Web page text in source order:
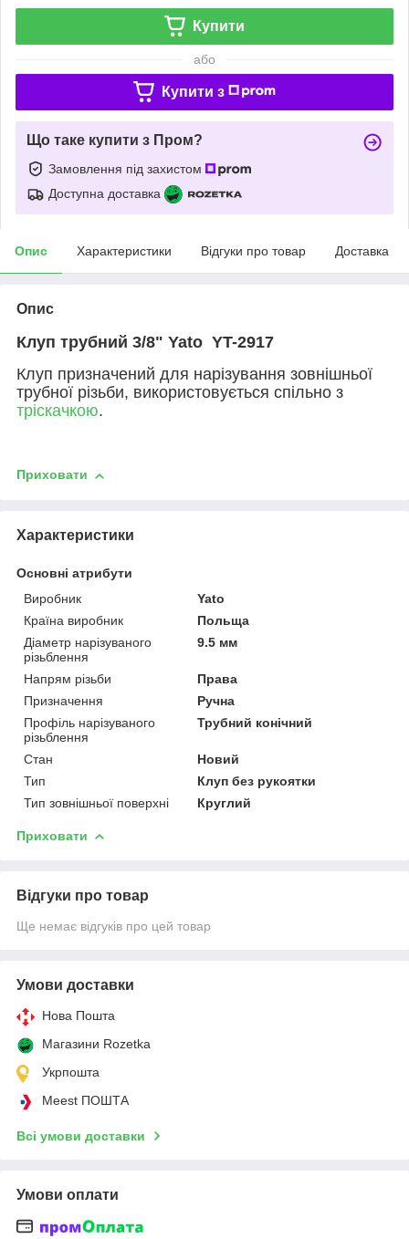
Купити
або
Купити з
Що таке купити з Пром?
Замовлення під захистом
Доступна доставка
Опис Характеристики Відгуки про товар Доставка
Опис
Клуп трубний 3/8" Yato YT-2917
Клуп призначений для нарізування зовнішньої
трубної різьби, використовується спільно з
тріскачкою.
Приховати
Характеристики
Основні атрибути
Виробник
Yato
Країна виробник
Польща
Діаметр нарізуваного
різьблення
9.5 мм
Напрям різьби
Права
Призначення
Ручна
Профіль нарізуваного
різьблення
Трубний конічний
Стан
Новий
Тип
Клуп без рукоятки
Тип зовнішньої поверхні
Круглий
Приховати
Відгуки про товар
Ще немає відгуків про цей товар
Умови доставки
Нова Пошта
Магазини Rozetka
Укрпошта
Meest ПОШТА
Всі умови доставки
Умови оплати